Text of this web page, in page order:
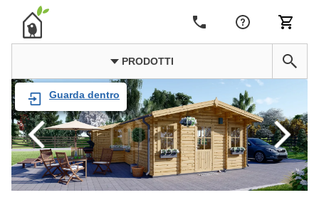
PRODOTTI
Guarda dentro